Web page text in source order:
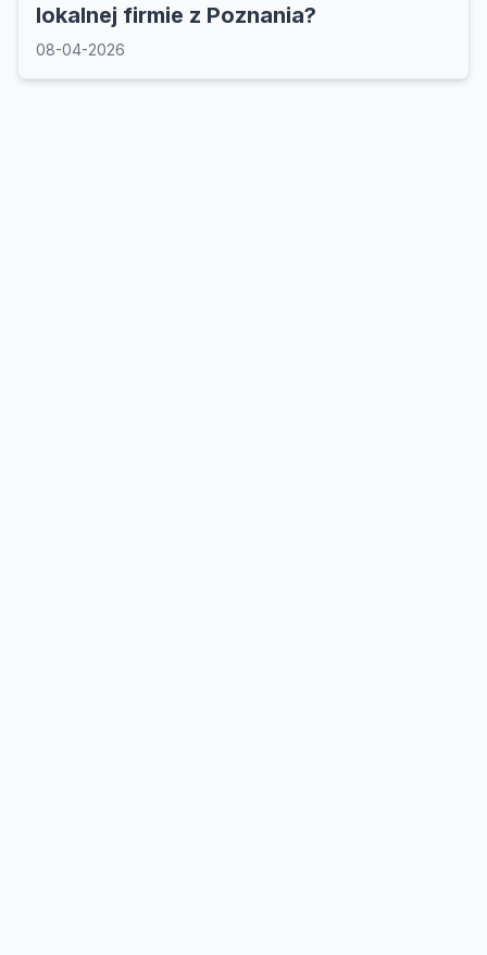
lokalnej firmie z Poznania?
08-04-2026